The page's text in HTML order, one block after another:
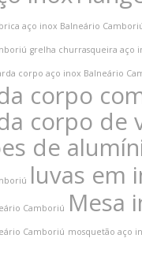
aço inox Balneário
grelha churrasqueira aço
corpo aço inox Balneário
corpo
corpo de
de
luvas em
Camboriú Mesa
Camboriú mosquetão aço
José Gall, nº 147 –